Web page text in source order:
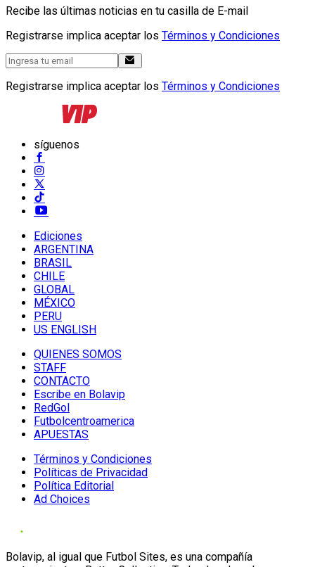
Recibe las últimas noticias en tu casilla de E-mail
Registrarse implica aceptar los Términos y Condiciones
Registrarse implica aceptar los Términos y Condiciones
síguenos
Ediciones
ARGENTINA
BRASIL
CHILE
GLOBAL
MÉXICO
PERU
US ENGLISH
QUIENES SOMOS
STAFF
CONTACTO
Escribe en Bolavip
RedGol
Futbolcentroamerica
APUESTAS
Términos y Condiciones
Políticas de Privacidad
Política Editorial
Ad Choices
Bolavip, al igual que Futbol Sites, es una compañía